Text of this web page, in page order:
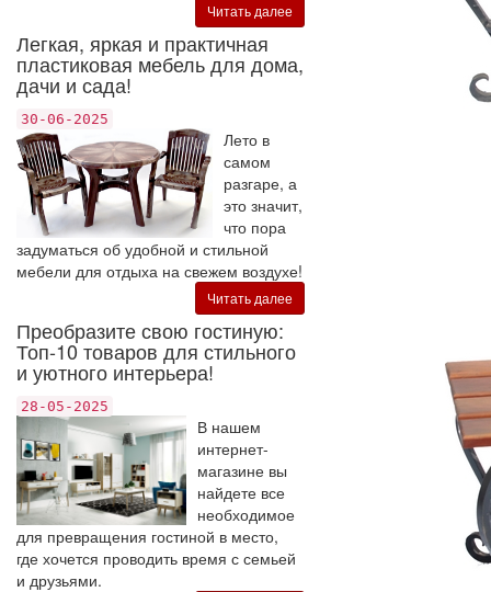
Читать далее
Легкая, яркая и практичная
пластиковая мебель для дома,
дачи и сада!
30-06-2025
Лето в
самом
разгаре, а
это значит,
что пора
задуматься об удобной и стильной
мебели для отдыха на свежем воздухе!
Читать далее
Преобразите свою гостиную:
Топ-10 товаров для стильного
и уютного интерьера!
28-05-2025
В нашем
интернет-
магазине вы
найдете все
необходимое
для превращения гостиной в место,
где хочется проводить время с семьей
и друзьями.